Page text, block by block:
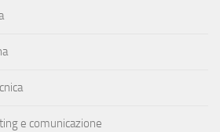
e comunicazione